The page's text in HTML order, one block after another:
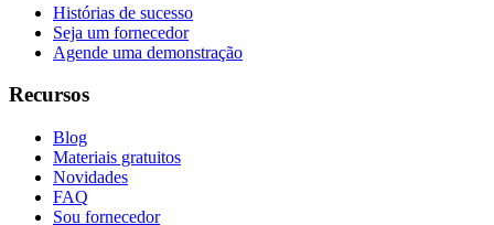
Histórias de sucesso
Seja um fornecedor
Agende uma demonstração
Recursos
Blog
Materiais gratuitos
Novidades
FAQ
Sou fornecedor